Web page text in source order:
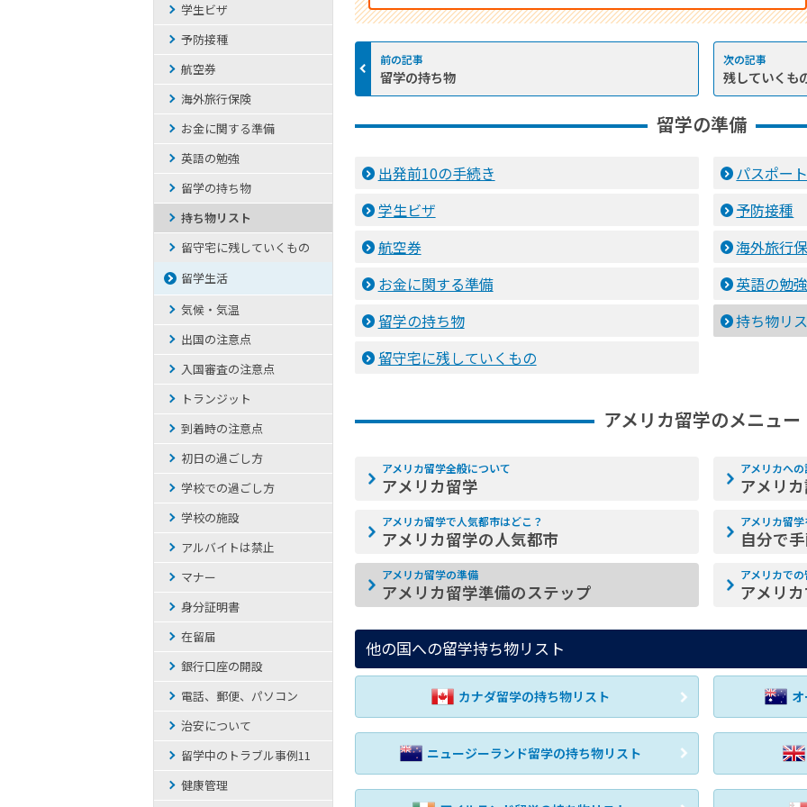
留学の持ち物 残していくも
留学の準備
出発前10の手続き
パスポート
学生ビザ
予防接種
航空券
海外旅行
お金に関する準備
英語の勉強
留学の持ち物
持ち物リ
留守宅に残していくもの
アメリカ留学のメニュー
アメリカ留学全般について
アメリカ留学
アメリカへ
アメリ
アメリカ留学で人気都市はどこ？
アメリカ留学の人気都市
アメリカ留
自分で
アメリカ留学の準備
アメリカ留学準備のステップ
アメリカで
アメリ
他の国への留学持ち物リスト
カナダ留学の持ち物リスト
ニュージーランド留学の持ち物リスト
学生ビザ
予防接種
航空券
海外旅行保険
お金に関する準備
英語の勉強
留学の持ち物
持ち物リスト
留守宅に残していくもの
留学生活
気候・気温
出国の注意点
入国審査の注意点
トランジット
到着時の注意点
初日の過ごし方
学校での過ごし方
学校の施設
アルバイトは禁止
マナー
身分証明書
在留届
銀行口座の開設
電話、郵便、パソコン
治安について
留学中のトラブル事例11
健康管理